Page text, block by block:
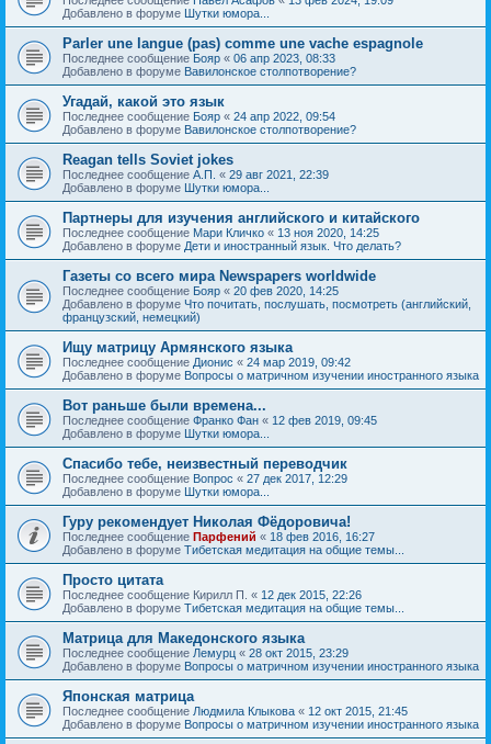
Добавлено в форуме Шутки юмора...
Parler une langue (pas) comme une vache espagnole
Последнее сообщение Бояр « 06 апр 2023, 08:33
Добавлено в форуме Вавилонское столпотворение?
Угадай, какой это язык
Последнее сообщение Бояр « 24 апр 2022, 09:54
Добавлено в форуме Вавилонское столпотворение?
Reagan tells Soviet jokes
Последнее сообщение А.П. « 29 авг 2021, 22:39
Добавлено в форуме Шутки юмора...
Партнеры для изучения английского и китайского
Последнее сообщение Мари Кличко « 13 ноя 2020, 14:25
Добавлено в форуме Дети и иностранный язык. Что делать?
Газеты со всего мира Newspapers worldwide
Последнее сообщение Бояр « 20 фев 2020, 14:25
Добавлено в форуме Что почитать, послушать, посмотреть (английский,
французский, немецкий)
Ищу матрицу Армянского языка
Последнее сообщение Дионис « 24 мар 2019, 09:42
Добавлено в форуме Вопросы о матричном изучении иностранного языка
Вот раньше были времена...
Последнее сообщение Франко Фан « 12 фев 2019, 09:45
Добавлено в форуме Шутки юмора...
Спасибо тебе, неизвестный переводчик
Последнее сообщение Вопрос « 27 дек 2017, 12:29
Добавлено в форуме Шутки юмора...
Гуру рекомендует Николая Фёдоровича!
Последнее сообщение Парфений « 18 фев 2016, 16:27
Добавлено в форуме Тибетская медитация на общие темы...
Просто цитата
Последнее сообщение Кирилл П. « 12 дек 2015, 22:26
Добавлено в форуме Тибетская медитация на общие темы...
Матрица для Македонского языка
Последнее сообщение Лемурц « 28 окт 2015, 23:29
Добавлено в форуме Вопросы о матричном изучении иностранного языка
Японская матрица
Последнее сообщение Людмила Клыкова « 12 окт 2015, 21:45
Добавлено в форуме Вопросы о матричном изучении иностранного языка